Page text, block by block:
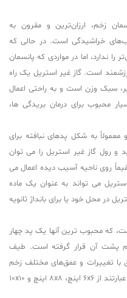
زخم، ارزان‌ترین و مقرون به
خراشیدگی است. در حالی که
ندارد، اما در مواردی که پانسمان
است. گاز غیر استریل یک راه
سبک وزن است و به راحتی اعمال
محبوب برای درمان بریدگی ها،
به شکل پدهای نبافته برای
رول گاز غیر استریل را می توان
روی ناحیه آسیب دیده اعمال می
می تواند به عنوان یک ماده
در محل خود یا برای بانداژ ثانویه
که محبوب ترین آنها یک پد چهار
پشت آن قرار گرفته است. طیف
با تغییرات و عمق‌های مختلف زخم
در دسترس است. برخی از اندازه‌های رایج‌تر عبارتند از 6x6 اینچ، 8x8 اینچ و 10x10